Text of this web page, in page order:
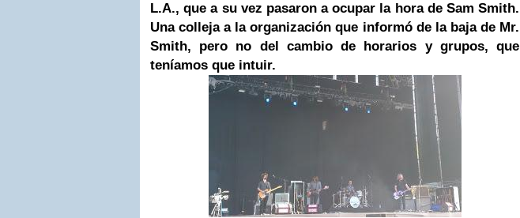
L.A., que a su vez pasaron a ocupar la hora de Sam Smith.
Una colleja a la organización que informó de la baja de Mr.
Smith, pero no del cambio de horarios y grupos, que
teníamos que intuir.